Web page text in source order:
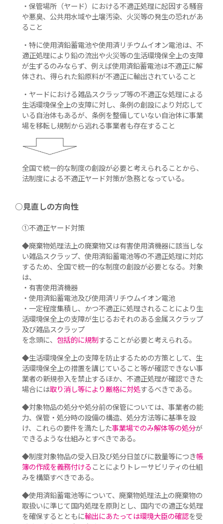
・保管場所（ヤード）における不適正処理に起因する騒音
や悪臭、公共用水域や土壌汚染、火災等の発生の恐れがあ
ること
・特に使用済鉛蓄電池や使用済リチウムイオン電池は、不
適正処理により鉛の流出や火災等の生活環境保全上の支障
が生ずるのみならず、例えば使用済鉛蓄電池は不適正に解
体され、得られた鉛原料が不適正に輸出されていること
・ヤードにおける雑品スクラップ等の不適正な処理による
生活環境保全上の支障に対し、条例の創設により対応して
いる自治体もあるが、条例を整備していない自治体に事業
場を移転し規制から逃れる事業者も存在すること
全国で統一的な制度の創設が必要と考えられることから、
法制度による不適正ヤード対策が急務となっている。
○見直しの方向性
①不適正ヤード対策
◆廃棄物処理法上の廃棄物又は有害使用済機器に該当しな
い雑品スクラップ、使用済鉛蓄電池等の不適正処理に対応
するため、全国で統一的な制度の創設が必要となる。対象
は、
・有害使用済機器
・使用済鉛蓄電池及び使用済リチウムイオン電池
・一定程度集積し、かつ不適正に処理されることにより生
活環境保全上の支障が生じるおそれのある金属スクラップ
及び雑品スクラップ
を念頭に、包括的に規制することが必要と考えられる。
◆生活環境保全上の支障を防止するための方策として、生
活環境保全上の措置を講じていること等が確認できない事
業者の新規参入を禁止するほか、不適正処理が確認できた
場合には取り消し等により厳格に対処するべきである。
◆対象物品の処分や処分前の保管については、事業者の能
力、保管・処分時の設備の構造、処分方法等に基準を設
け、これらの要件を満たした事業場でのみ解体等の処分が
できるような仕組みとすべきである。
◆制度対象物品の受入日及び処分日並びに数量等につき帳
簿の作成を義務付ける ことによりトレーサビリティの仕組
みを構築すべきである。
◆使用済鉛蓄電池等について、廃棄物処理法上の廃棄物の
取扱いに準じて国内処理を原則とし、国内での適正な処理
を確保するとともに輸出にあたっては環境大臣の確認を受